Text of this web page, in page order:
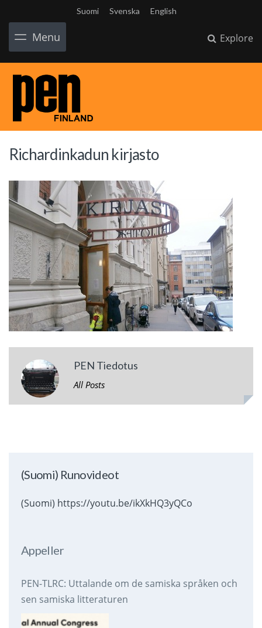
Suomi Svenska English
Menu Explore
Richardinkadun kirjasto
PEN Tiedotus
All Posts
(Suomi) Runovideot
(Suomi) https://youtu.be/ikXkHQ3yQCo
Appeller
PEN-TLRC: Uttalande om de samiska språken och
sen samiska litteraturen